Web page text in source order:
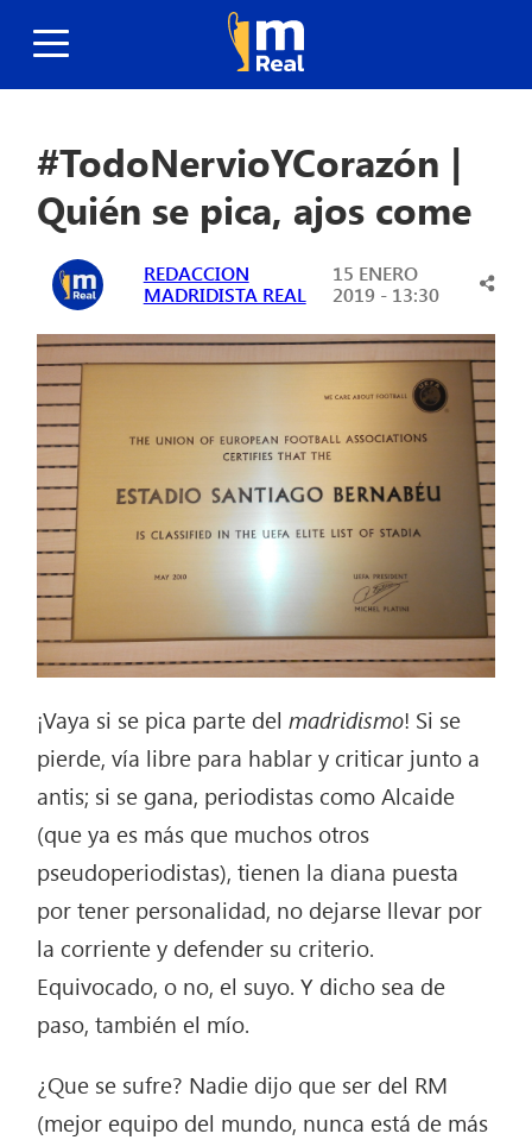
#TodoNervioYCorazón |
Quién se pica, ajos come
REDACCION
MADRIDISTA REAL
15 ENERO
2019 - 13:30
¡Vaya si se pica parte delmadridismo! Si se
pierde, vía libre para hablar y criticar junto a
antis; si se gana, periodistas como Alcaide
(que ya es más que muchos otros
pseudoperiodistas), tienen la diana puesta
por tener personalidad, no dejarse llevar por
la corriente y defender su criterio.
Equivocado, o no, el suyo. Y dicho sea de
paso, también el mío.
¿Que se sufre? Nadie dijo que ser del RM
(mejor equipo del mundo, nunca está de más